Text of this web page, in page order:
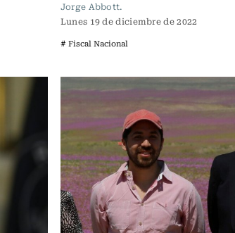
Jorge Abbott.
Lunes 19 de diciembre de 2022
# Fiscal Nacional